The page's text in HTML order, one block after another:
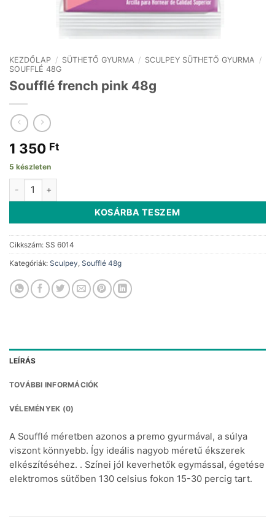
KEZDŐLAP / SÜTHETŐ GYURMA / SCULPEY SÜTHETŐ GYURMA /
SOUFFLÉ 48G
Soufflé french pink 48g
1 350 Ft
5 készleten
Soufflé french pink 48g mennyiség
KOSÁRBA TESZEM
Cikkszám: SS 6014
Kategóriák: Sculpey, Soufflé 48g
LEÍRÁS
TOVÁBBI INFORMÁCIÓK
VÉLEMÉNYEK (0)
A Soufflé méretben azonos a premo gyurmával, a súlya
viszont könnyebb. Így ideális nagyob méretű ékszerek
elkészítéséhez. . Színei jól keverhetők egymással, égetése
elektromos sütőben 130 celsius fokon 15-30 percig tart.